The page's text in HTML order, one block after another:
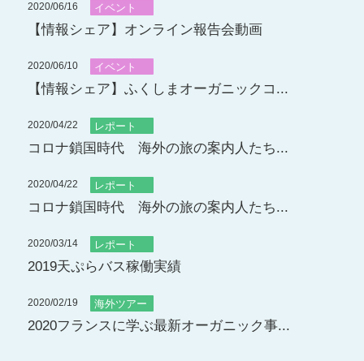
2020/06/16 イベント
【情報シェア】オンライン報告会動画
2020/06/10 イベント
【情報シェア】ふくしまオーガニックコ...
2020/04/22 レポート
コロナ鎖国時代 海外の旅の案内人たち...
2020/04/22 レポート
コロナ鎖国時代 海外の旅の案内人たち...
2020/03/14 レポート
2019天ぷらバス稼働実績
2020/02/19 海外ツアー
2020フランスに学ぶ最新オーガニック事...